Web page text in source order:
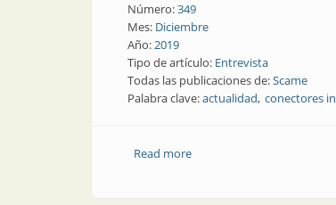
Número:349
Mes: Diciembre
Año:2019
Tipo de artículo: Entrevista
Todas las publicaciones de:Scame
Palabra clave:actualidad conectores
Read moreabout Mercado eléctrico: